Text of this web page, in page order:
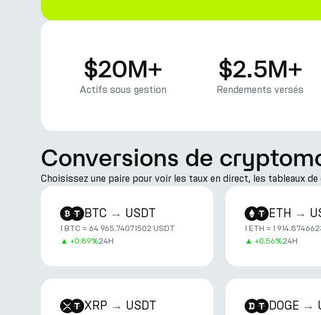
$20M+
Actifs sous gestion
$2.5M+
Rendements versés
Conversions de
Choisissez une paire pour voir les taux en direct, les tableaux
BTC → USDT
1 BTC = 64 965.74071502 USDT
▲ +0.89%24H
ETH →
1 ETH = 1
▲ +0.56%24H
XRP → USDT DOGE →